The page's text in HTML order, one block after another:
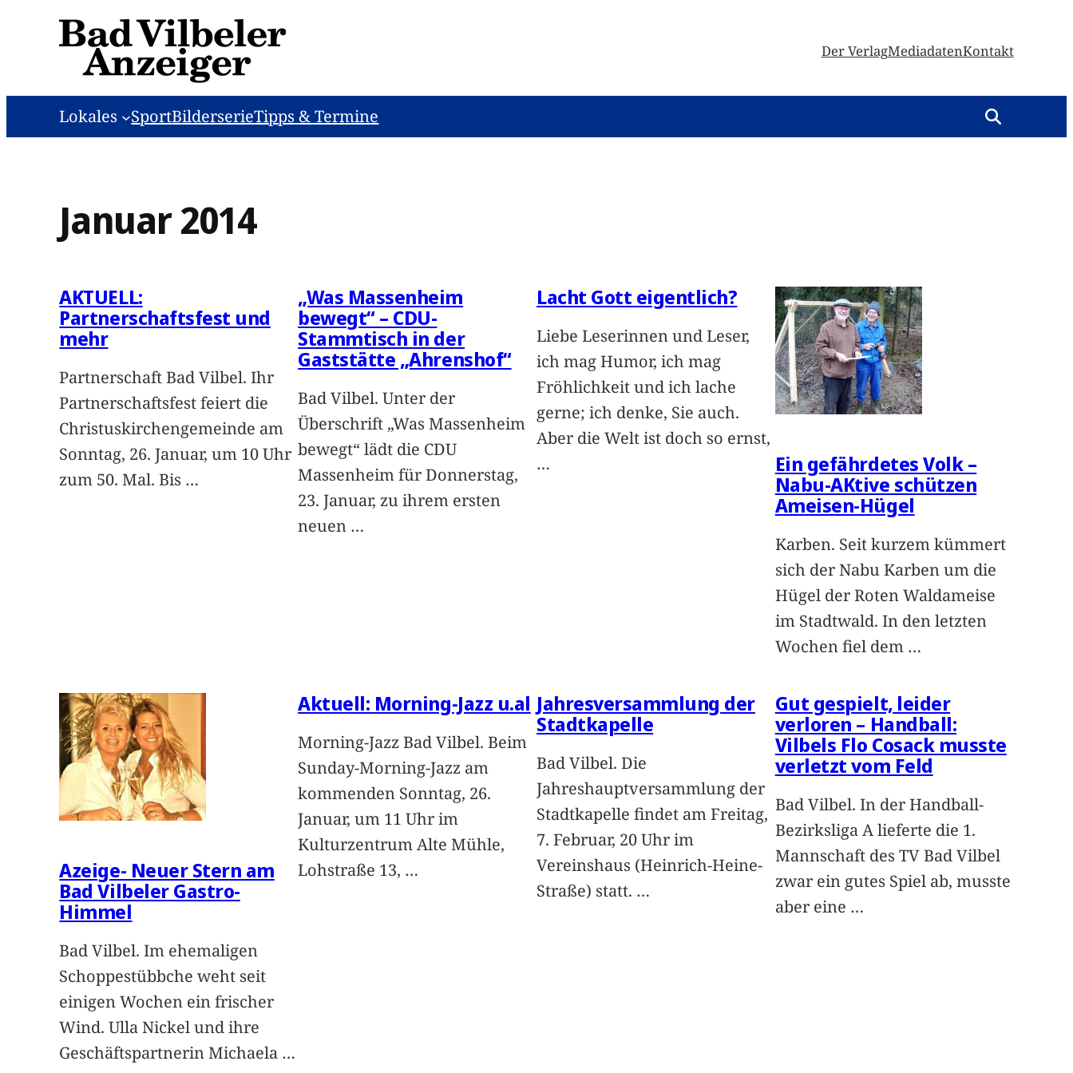
Der VerlagMediadatenKontakt
Lokales SportBilderserieTipps & Termine
Januar 2014
AKTUELL:
Partnerschaftsfest und
mehr
Partnerschaft Bad Vilbel. Ihr
Partnerschaftsfest feiert die
Christuskirchengemeinde am
Sonntag, 26. Januar, um 10 Uhr
zum 50. Mal. Bis …
„Was Massenheim
bewegt“ – CDU-
Stammtisch in der
Gaststätte „Ahrenshof“
Bad Vilbel. Unter der
Überschrift „Was Massenheim
bewegt“ lädt die CDU
Massenheim für Donnerstag,
23. Januar, zu ihrem ersten
neuen …
Lacht Gott eigentlich?
Liebe Leserinnen und Leser,
ich mag Humor, ich mag
Fröhlichkeit und ich lache
gerne; ich denke, Sie auch.
Aber die Welt ist doch so ernst,
…
Ein gefährdetes Volk –
Nabu-AKtive schützen
Ameisen-Hügel
Karben. Seit kurzem kümmert
sich der Nabu Karben um die
Hügel der Roten Waldameise
im Stadtwald. In den letzten
Wochen fiel dem …
Azeige- Neuer Stern am
Bad Vilbeler Gastro-
Himmel
Bad Vilbel. Im ehemaligen
Schoppestübbche weht seit
einigen Wochen ein frischer
Wind. Ulla Nickel und ihre
Geschäftspartnerin Michaela …
Aktuell: Morning-Jazz u.al
Morning-Jazz Bad Vilbel. Beim
Sunday-Morning-Jazz am
kommenden Sonntag, 26.
Januar, um 11 Uhr im
Kulturzentrum Alte Mühle,
Lohstraße 13, …
Jahresversammlung der
Stadtkapelle
Bad Vilbel. Die
Jahreshauptversammlung der
Stadtkapelle findet am Freitag,
7. Februar, 20 Uhr im
Vereinshaus (Heinrich-Heine-
Straße) statt. …
Gut gespielt, leider
verloren – Handball:
Vilbels Flo Cosack musste
verletzt vom Feld
Bad Vilbel. In der Handball-
Bezirksliga A lieferte die 1.
Mannschaft des TV Bad Vilbel
zwar ein gutes Spiel ab, musste
aber eine …